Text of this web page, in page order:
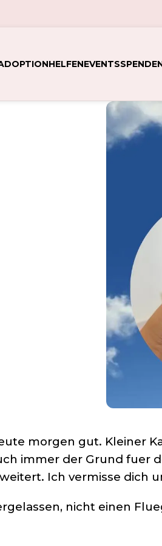
HELFENEVENTS
morgen gut. Kleiner
immer der Grund fuer
Ich vermisse dich
nicht einen